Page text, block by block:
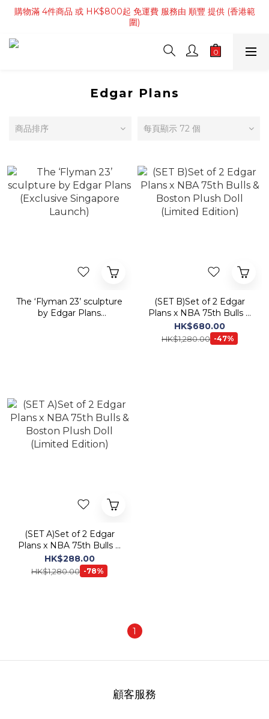
購物滿 4件商品 或 HK$800起 免運費 服務由 順豐 提供 (香港範
圍)
購物滿 4件商品 或 HK$800起 免運費 服務由 順豐 提供 (香港範
圍)
購物滿HK$3500 免運費 服務由 順豐 提供 (澳門範圍)
圍)
Edgar Plans
商品排序 每頁顯示 72 個
The ‘Flyman 23’ sculpture
by Edgar Plans
(SET B)Set of 2 Edgar
Plans x NBA 75th Bulls &
Boston Plush Doll
(Limited Edition)
HK$680.00
HK$1,280.00 -47%
(SET A)Set of 2 Edgar
Plans x NBA 75th Bulls &
Boston Plush Doll
(Limited Edition)
HK$288.00
HK$1,280.00 -78%
1
顧客服務